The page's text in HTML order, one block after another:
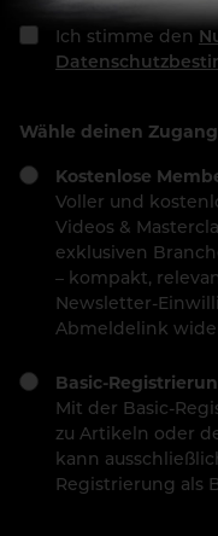
Ich stimme den
Wähle deinen
Kostenlose
Voller und
Videos &
exklusiven
– kompakt,
Newsletter-
Abmeldelink
Basic-
Mit der Basic-
zu Artikeln oder
kann
Registrierung als